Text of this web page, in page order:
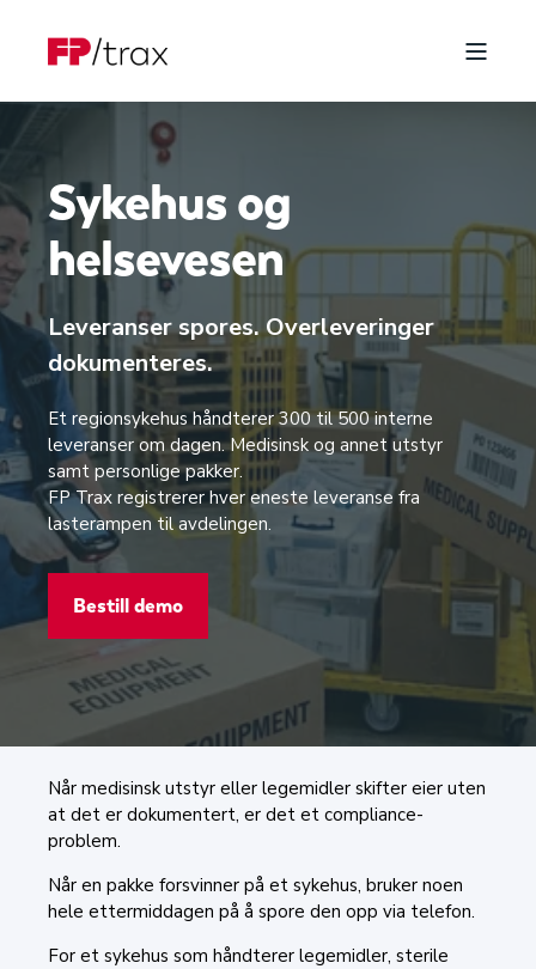
Sykehus og
helsevesen
Leveranser spores. Overleveringer
dokumenteres.
Et regionsykehus håndterer 300 til 500 interne
leveranser om dagen. Medisinsk og annet utstyr
samt personlige pakker.
FP Trax registrerer hver eneste leveranse fra
lasterampen til avdelingen.
Bestill demo
Når medisinsk utstyr eller legemidler skifter eier uten
at det er dokumentert, er det et compliance-
problem.
Når en pakke forsvinner på et sykehus, bruker noen
hele ettermiddagen på å spore den opp via telefon.
For et sykehus som håndterer legemidler, sterile